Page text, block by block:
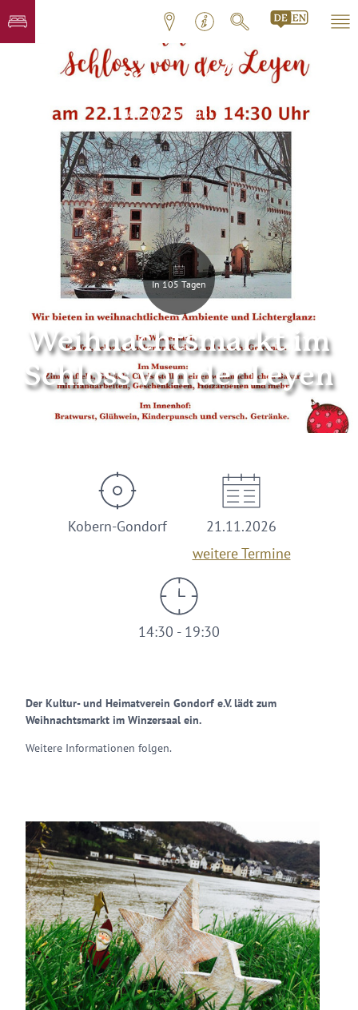
In 105 Tagen
Weihnachtsmarkt im
Schloss von der Leyen
Kobern-Gondorf
21.11.2026
weitere Termine
14:30 - 19:30
Der Kultur- und Heimatverein Gondorf e.V. lädt zum
Weihnachtsmarkt im Winzersaal ein.
Weitere Informationen folgen.